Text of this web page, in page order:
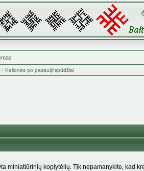
» Kelionės po pasaulį/Ispūdžiai
miniatiūrinių koplytėlių. Tik nepamanykite, kad